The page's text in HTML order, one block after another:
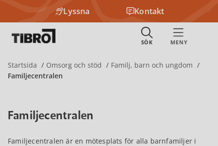
Lyssna Kontakt
Startsida Omsorg och stöd
Familj, barn och ungdom
Familjecentralen
Familjecentralen
Familjecentralen är en mötesplats för alla barnfamiljer i